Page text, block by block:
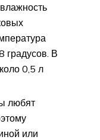
градусов. В
0,5 л
любят
или